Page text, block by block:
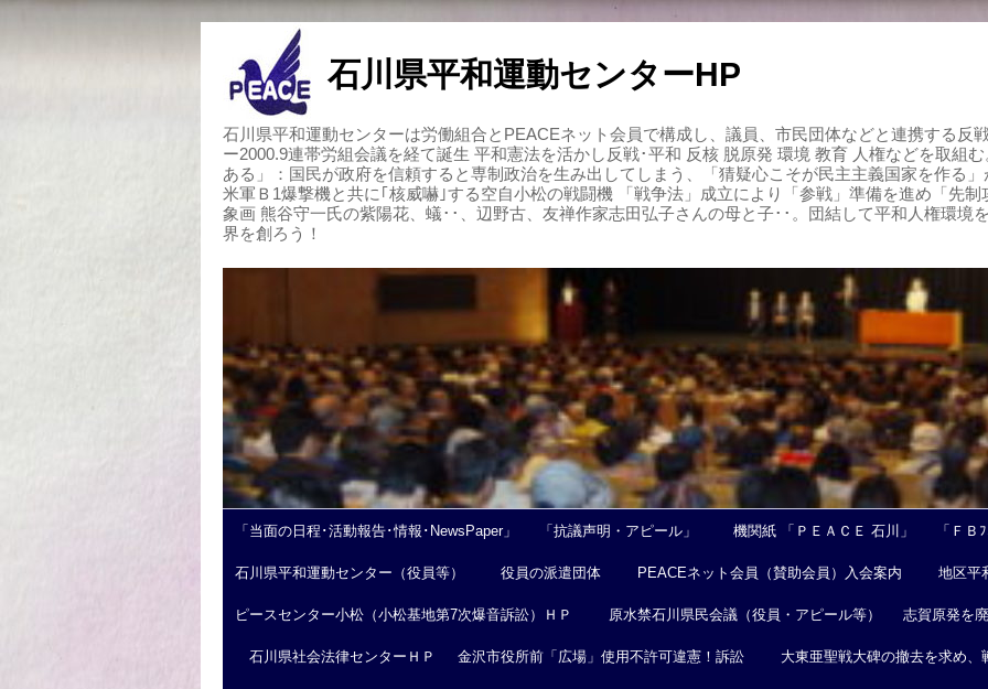
石川県平和運動センターHP
石川県平和運動センターは労働組合とPEACEネット会員で構成し、議員、市民団体などと連携する反
ー2000.9連帯労組会議を経て誕生 平和憲法を活かし反戦･平和 反核 脱原発 環境 教育 人権などを取組
ある」：国民が政府を信頼すると専制政治を生み出してしまう、「猜疑心こそが民主主義国家を作る
米軍Ｂ1爆撃機と共に｢核威嚇｣する空自小松の戦闘機 「戦争法」成立により「参戦」準備を進め「先
象画 熊谷守一氏の紫陽花、蟻･･、辺野古、友禅作家志田弘子さんの母と子･･。団結して平和人権環境
界を創ろう！
「当面の日程･活動報告･情報･NewsPaper」 「抗議声明・アピール」 機関紙 「ＰＥＡＣＥ 石川」 「ＦＢ
石川県平和運動センター（役員等） 役員の派遣団体 PEACEネット会員（賛助会員）入会案内 地区平
ピースセンター小松（小松基地第7次爆音訴訟）ＨＰ 原水禁石川県民会議（役員・アピール等） 志賀原発を
石川県社会法律センターＨＰ 金沢市役所前「広場」使用不許可違憲！訴訟 大東亜聖戦大碑の撤去を求め、